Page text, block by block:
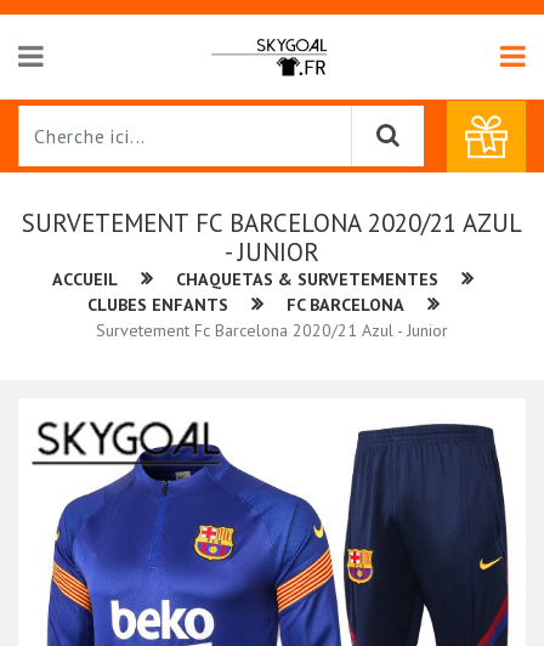
SURVETEMENT FC BARCELONA 2020/21 AZUL
- JUNIOR
ACCUEIL
CHAQUETAS & SURVETEMENTES
CLUBES ENFANTS
FC BARCELONA
Survetement Fc Barcelona 2020/21 Azul - Junior